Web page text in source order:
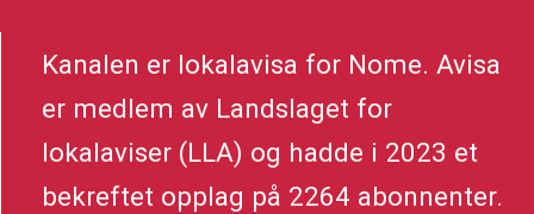
Kanalen er lokalavisa for Nome. Avisa
er medlem av Landslaget for
lokalaviser (LLA) og hadde i 2023 et
bekreftet opplag på 2264 abonnenter.